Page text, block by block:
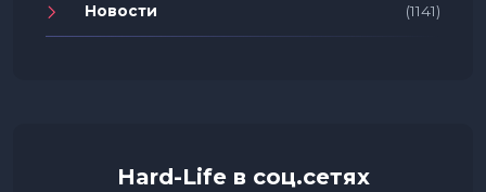
Новости (1141)
Hard-Life в соц.сетях